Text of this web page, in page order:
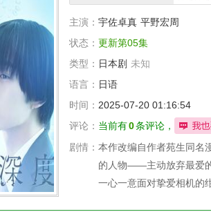
主演： 宇佐卓真 平野宏周
状态： 更新第05集
类型： 日本剧 未知
语言： 日语
时间： 2025-07-20 01:16:54
评论： 当前有0条评论，
剧情： 本作改编自作者苑生同名
的人物——主动放弃最爱
一心一意面对挚爱相机的